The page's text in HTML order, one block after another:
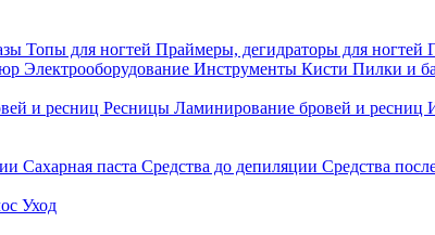
Топы для ногтей Праймеры, дегидраторы для ногтей
Электрооборудование Инструменты Кисти Пилки и
и ресниц Ресницы Ламинирование бровей и ресниц
Сахарная паста Средства до депиляции Средства
Уход